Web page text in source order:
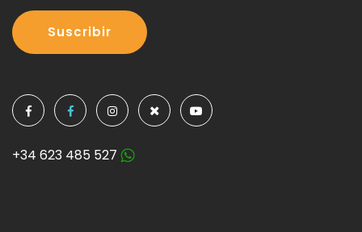
Suscribir
+34 623 485 527